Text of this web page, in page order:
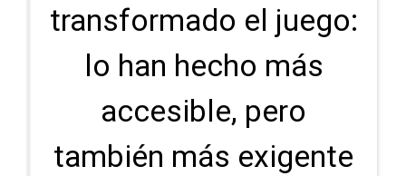
transformado el juego:
lo han hecho más
accesible, pero
también más exigente